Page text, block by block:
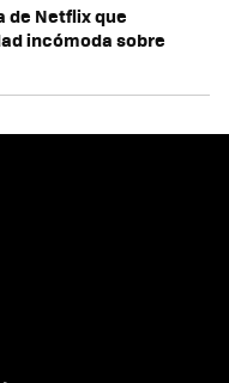
de Netflix que
incómoda sobre